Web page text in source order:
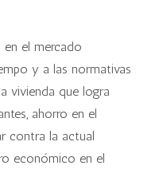
el mercado
y a las normativas
vivienda que logra
ahorro en el
contra la actual
económico en el